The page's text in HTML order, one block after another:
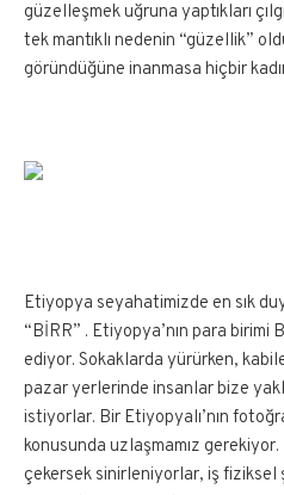
güzelleşmek uğruna yaptıkları
tek mantıklı nedenin “güzellik”
göründüğüne inanmasa hiçbir
Etiyopya seyahatimizde en sık
“BİRR” . Etiyopya’nın para birimi
ediyor. Sokaklarda yürürken,
pazar yerlerinde insanlar bize
istiyorlar. Bir Etiyopyalı’nın
konusunda uzlaşmamız
çekersek sinirleniyorlar, iş